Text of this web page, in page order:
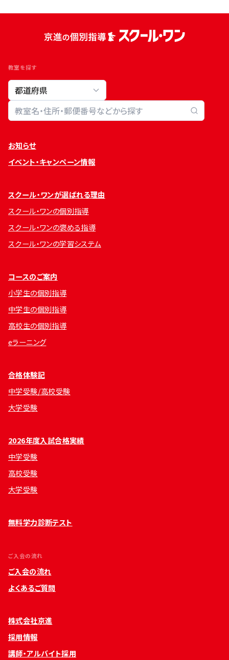
教室を探す
教室検索
お知らせ
イベント・キャンペーン情報
スクール・ワンが選ばれる理由
スクール・ワンの個別指導
スクール・ワンの褒める指導
スクール・ワンの学習システム
コースのご案内
小学生の個別指導
中学生の個別指導
高校生の個別指導
eラーニング
合格体験記
中学受験/高校受験
大学受験
2026年度入試合格実績
中学受験
高校受験
大学受験
無料学力診断テスト
ご入会の流れ
ご入会の流れ
よくあるご質問
株式会社京進
採用情報
講師・アルバイト採用